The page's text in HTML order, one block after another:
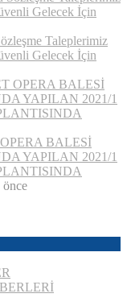
Taleplerimiz
Gelecek İçin
BALESİ
YAPILAN 2021/1
önce